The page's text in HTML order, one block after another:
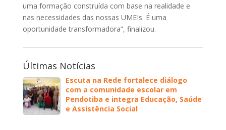
uma formação construída com base na realidade e
nas necessidades das nossas UMEIs. É uma
oportunidade transformadora”, finalizou.
Últimas Notícias
Escuta na Rede fortalece diálogo
com a comunidade escolar em
Pendotiba e integra Educação, Saúde
e Assistência Social